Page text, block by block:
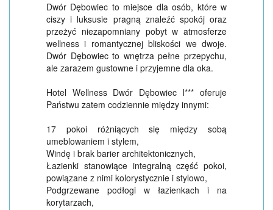
Dwór Dębowiec to miejsce dla osób, które w
ciszy i luksusie pragną znaleźć spokój oraz
przeżyć niezapomniany pobyt w atmosferze
wellness i romantycznej bliskości we dwoje.
Dwór Dębowiec to wnętrza pełne przepychu,
ale zarazem gustowne i przyjemne dla oka.
Hotel Wellness Dwór Dębowiec I*** oferuje
Państwu zatem codziennie między innymi:
17 pokoi różniących się między sobą
umeblowaniem i stylem,
Windę i brak barier architektonicznych,
Łazienki stanowiące integralną część pokoi,
powiązane z nimi kolorystycznie i stylowo,
Podgrzewane podłogi w łazienkach i na
korytarzach,